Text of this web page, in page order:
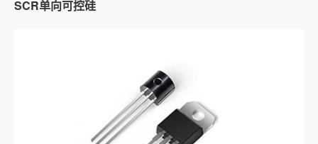
SCR单向可控硅